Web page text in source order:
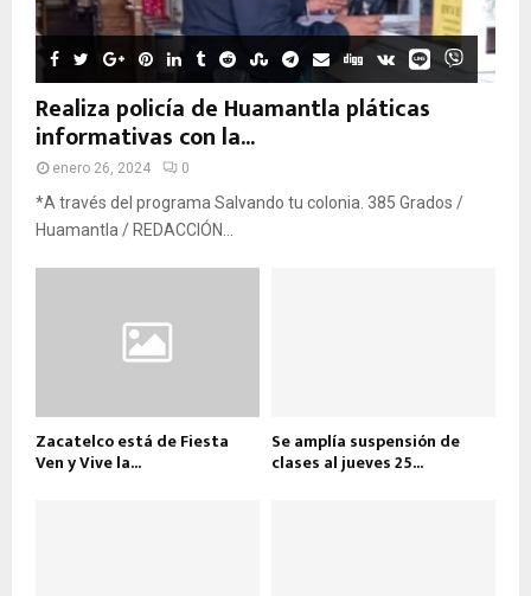
Realiza policía de Huamantla pláticas
informativas con la...
enero 26, 2024 0
*A través del programa Salvando tu colonia. 385 Grados /
Huamantla / REDACCIÓN...
Zacatelco está de Fiesta
Ven y Vive la...
Se amplía suspensión de
clases al jueves 25...